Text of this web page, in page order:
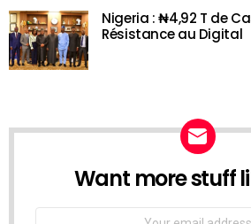
Nigeria : ₦4,92 T de
Résistance au Digital
NEWSLETTER
Want more stuff